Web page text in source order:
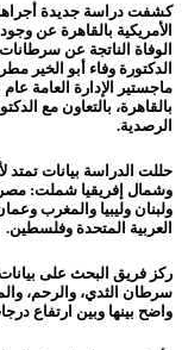
كشفت دراسة جديدة أجراها
الأمريكية بالقاهرة عن
الوفاة الناتجة عن
الدكتورة وفاء أبو الخير
بالقاهرة، بالتعاون مع
الرصدية.
وشمال إفريقيا شملت: مصر
ولبنان وليبيا والمغرب
العربية المتحدة وفلسطين.
ركز فريق البحث على
سرطان الثدي، والرحم،
واضح بينها وبين ارتفاع